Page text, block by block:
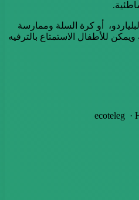
أو كرة السلة وممارسة
ويمكن للأطفال الاستمتاع بالترفيه